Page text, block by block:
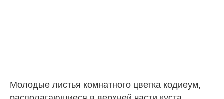
Молодые листья комнатного цветка кодиеум,